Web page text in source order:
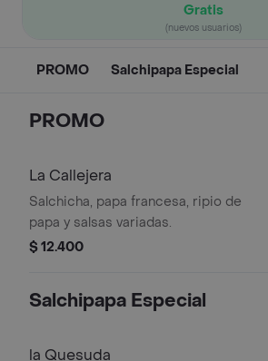
Gratis
(nuevos usuarios)
PROMO Salchipapa Especial
PROMO
La Callejera
Salchicha, papa francesa, ripio de
papa y salsas variadas.
$ 12.400
Salchipapa Especial
la Quesuda